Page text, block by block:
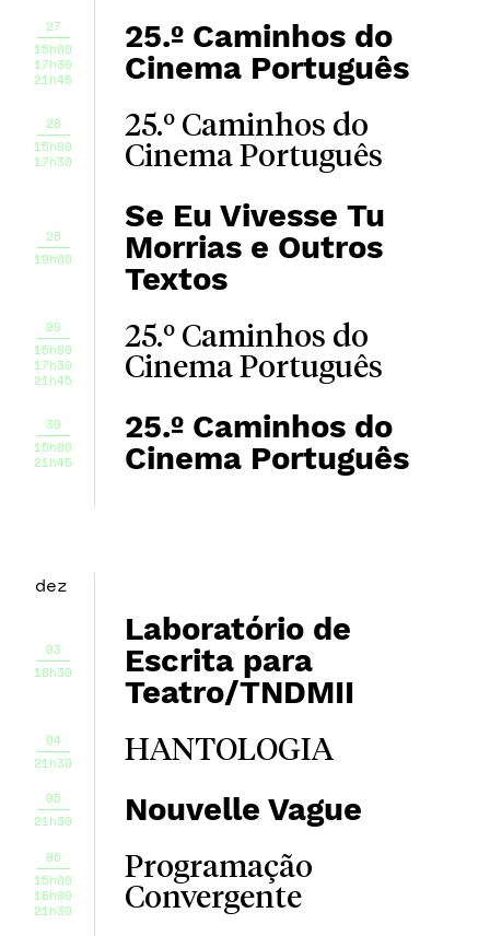
27
15h00
17h30
21h45
25.º Caminhos do
Cinema Português
28
15h00
17h30
25.º Caminhos do
Cinema Português
28
19h00
Se Eu Vivesse Tu
Morrias e Outros
Textos
29
15h00
17h30
21h45
25.º Caminhos do
Cinema Português
30
15h00
21h45
25.º Caminhos do
Cinema Português
dez
03
18h30
Laboratório de
Escrita para
Teatro/TNDMII
04
21h30
HANTOLOGIA
05
21h30
Nouvelle Vague
06
15h00
18h00
21h30
Programação
Convergente